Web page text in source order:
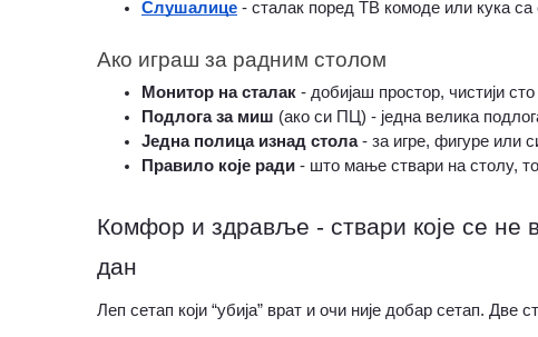
Слушалице - сталак поред ТВ комоде или кука са
Ако играш за радним столом
Монитор на сталак - добијаш простор, чистији
Подлога за миш (ако си ПЦ) - једна велика
Једна полица изнад стола - за игре, фигуре или
Правило које ради - што мање ствари на столу,
Комфор и здравље - ствари које се не
дан
Леп сетап који “убија” врат и очи није добар сетап. Две